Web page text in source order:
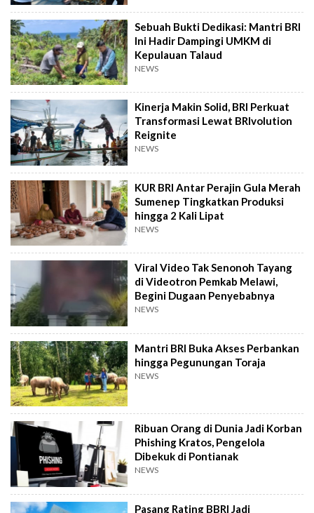
Sebuah Bukti Dedikasi: Mantri BRI
Ini Hadir Dampingi UMKM di
Kepulauan Talaud
NEWS
Kinerja Makin Solid, BRI Perkuat
Transformasi Lewat BRIvolution
Reignite
NEWS
KUR BRI Antar Perajin Gula Merah
Sumenep Tingkatkan Produksi
hingga 2 Kali Lipat
NEWS
Viral Video Tak Senonoh Tayang
di Videotron Pemkab Melawi,
Begini Dugaan Penyebabnya
NEWS
Mantri BRI Buka Akses Perbankan
hingga Pegunungan Toraja
NEWS
Ribuan Orang di Dunia Jadi Korban
Phishing Kratos, Pengelola
Dibekuk di Pontianak
NEWS
Pasang Rating BBRI Jadi